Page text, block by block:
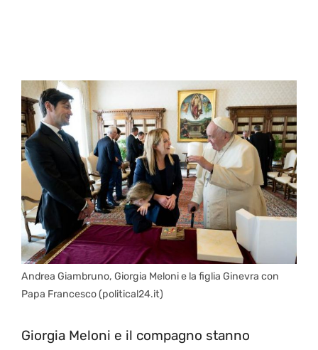
Andrea Giambruno, Giorgia Meloni e la figlia Ginevra con
Papa Francesco (political24.it)
Giorgia Meloni e il compagno stanno